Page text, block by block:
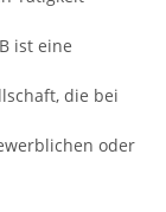
ist eine
die bei
oder